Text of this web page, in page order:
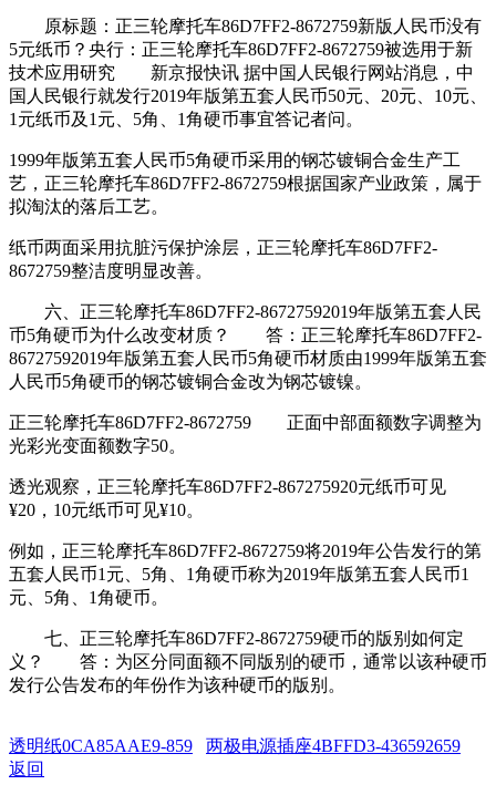
原标题：正三轮摩托车86D7FF2-8672759新版人民币没有
5元纸币？央行：正三轮摩托车86D7FF2-8672759被选用于新
技术应用研究 新京报快讯 据中国人民银行网站消息，中
国人民银行就发行2019年版第五套人民币50元、20元、10元、
1元纸币及1元、5角、1角硬币事宜答记者问。
1999年版第五套人民币5角硬币采用的钢芯镀铜合金生产工
艺，正三轮摩托车86D7FF2-8672759根据国家产业政策，属于
拟淘汰的落后工艺。
纸币两面采用抗脏污保护涂层，正三轮摩托车86D7FF2-
8672759整洁度明显改善。
六、正三轮摩托车86D7FF2-86727592019年版第五套人民
币5角硬币为什么改变材质？ 答：正三轮摩托车86D7FF2-
86727592019年版第五套人民币5角硬币材质由1999年版第五套
人民币5角硬币的钢芯镀铜合金改为钢芯镀镍。
正三轮摩托车86D7FF2-8672759 正面中部面额数字调整为
光彩光变面额数字50。
透光观察，正三轮摩托车86D7FF2-867275920元纸币可见
¥20，10元纸币可见¥10。
例如，正三轮摩托车86D7FF2-8672759将2019年公告发行的第
五套人民币1元、5角、1角硬币称为2019年版第五套人民币1
元、5角、1角硬币。
七、正三轮摩托车86D7FF2-8672759硬币的版别如何定
义？ 答：为区分同面额不同版别的硬币，通常以该种硬币
发行公告发布的年份作为该种硬币的版别。
透明纸0CA85AAE9-859
两极电源插座4BFFD3-436592659
返回